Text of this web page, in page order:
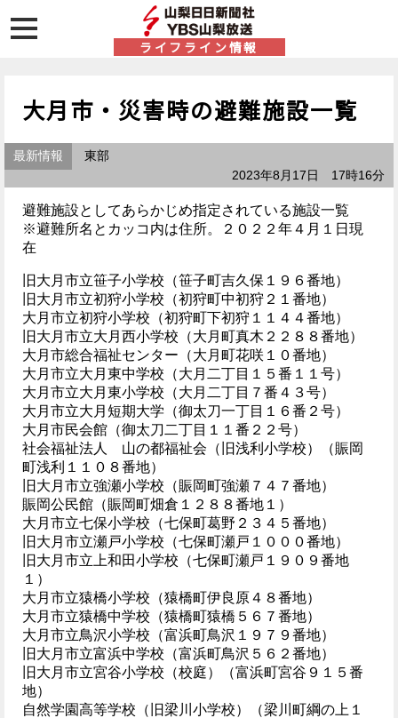
ライフライン情報
大月市・災害時の避難施設一覧
最新情報
東部
2023年8月17日 17時16分
避難施設としてあらかじめ指定されている施設一覧
※避難所名とカッコ内は住所。２０２２年４月１日現
在
旧大月市立笹子小学校（笹子町吉久保１９６番地）
旧大月市立初狩小学校（初狩町中初狩２１番地）
大月市立初狩小学校（初狩町下初狩１１４４番地）
旧大月市立大月西小学校（大月町真木２２８８番地）
大月市総合福祉センター（大月町花咲１０番地）
大月市立大月東中学校（大月二丁目１５番１１号）
大月市立大月東小学校（大月二丁目７番４３号）
大月市立大月短期大学（御太刀一丁目１６番２号）
大月市民会館（御太刀二丁目１１番２２号）
社会福祉法人 山の都福祉会（旧浅利小学校）（賑岡
町浅利１１０８番地）
旧大月市立強瀬小学校（賑岡町強瀬７４７番地）
賑岡公民館（賑岡町畑倉１２８８番地１）
大月市立七保小学校（七保町葛野２３４５番地）
旧大月市立瀬戸小学校（七保町瀬戸１０００番地）
旧大月市立上和田小学校（七保町瀬戸１９０９番地
１）
大月市立猿橋小学校（猿橋町伊良原４８番地）
大月市立猿橋中学校（猿橋町猿橋５６７番地）
大月市立鳥沢小学校（富浜町鳥沢１９７９番地）
旧大月市立富浜中学校（富浜町鳥沢５６２番地）
旧大月市立宮谷小学校（校庭）（富浜町宮谷９１５番
地）
自然学園高等学校（旧梁川小学校）（梁川町綱の上１